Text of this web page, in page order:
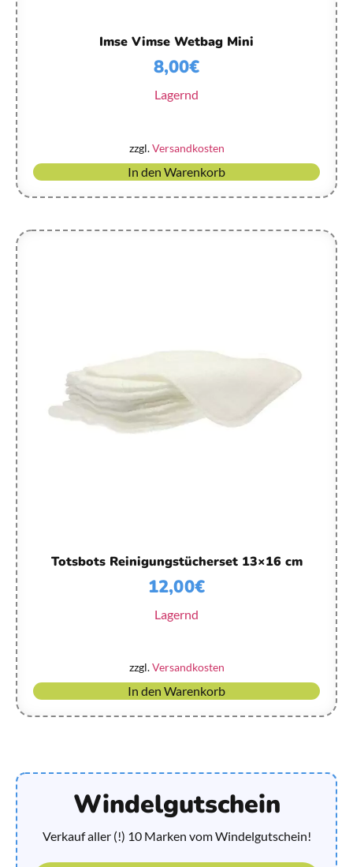
Imse Vimse Wetbag Mini
8,00€
Lagernd
zzgl.Versandkosten
In den Warenkorb
Totsbots Reinigungstücherset 13×16 cm
12,00€
Lagernd
zzgl.Versandkosten
In den Warenkorb
Windelgutschein
Verkauf aller (!) 10 Marken vom Windelgutschein!